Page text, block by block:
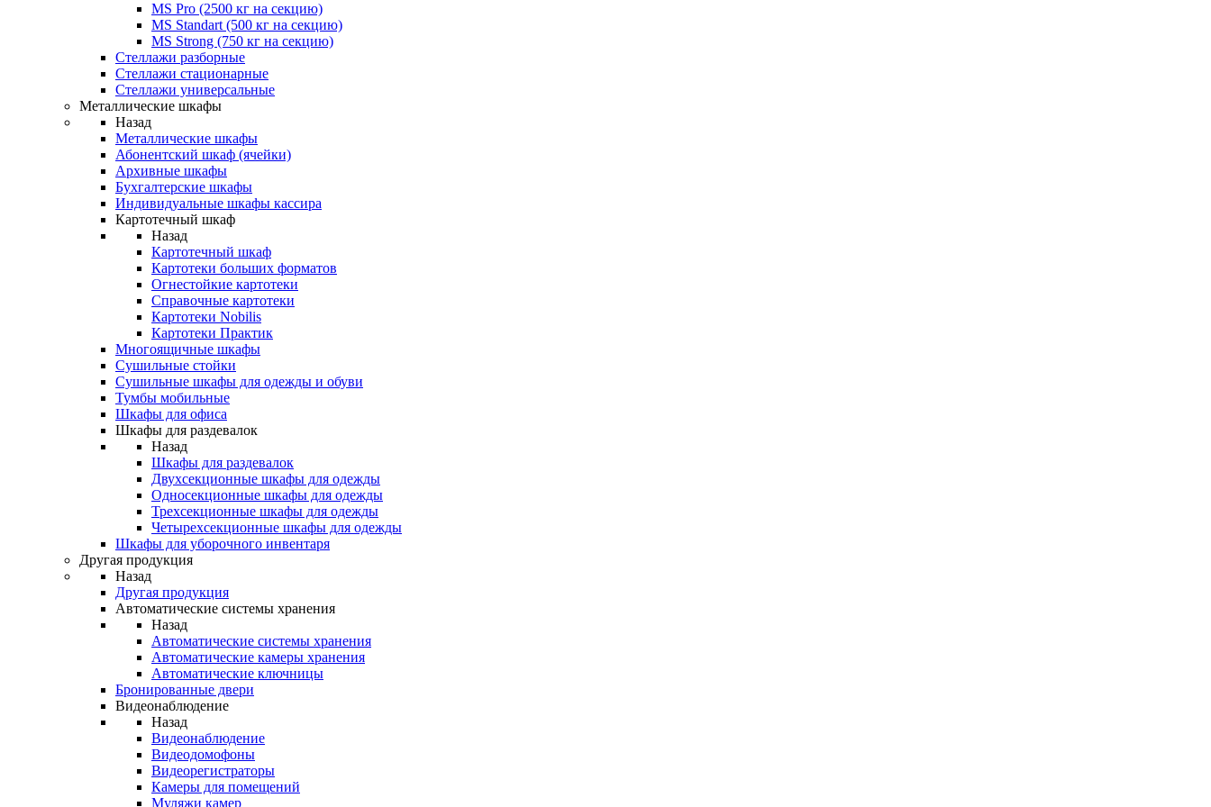
MS Pro (2500 кг на секцию)
MS Standart (500 кг на секцию)
MS Strong (750 кг на секцию)
Стеллажи разборные
Стеллажи стационарные
Стеллажи универсальные
Металлические шкафы
Назад
Металлические шкафы
Абонентский шкаф (ячейки)
Архивные шкафы
Бухгалтерские шкафы
Индивидуальные шкафы кассира
Картотечный шкаф
Назад
Картотечный шкаф
Картотеки больших форматов
Огнестойкие картотеки
Справочные картотеки
Картотеки Nobilis
Картотеки Практик
Многоящичные шкафы
Сушильные стойки
Сушильные шкафы для одежды и обуви
Тумбы мобильные
Шкафы для офиса
Шкафы для раздевалок
Назад
Шкафы для раздевалок
Двухсекционные шкафы для одежды
Односекционные шкафы для одежды
Трехсекционные шкафы для одежды
Четырехсекционные шкафы для одежды
Шкафы для уборочного инвентаря
Другая продукция
Назад
Другая продукция
Автоматические системы хранения
Назад
Автоматические системы хранения
Автоматические камеры хранения
Автоматические ключницы
Бронированные двери
Видеонаблюдение
Назад
Видеонаблюдение
Видеодомофоны
Видеорегистраторы
Камеры для помещений
Муляжи камер